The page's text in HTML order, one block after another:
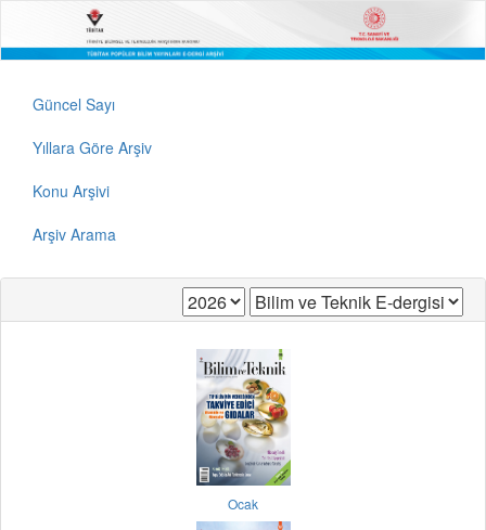
Güncel Sayı
Yıllara Göre Arşiv
Konu Arşivi
Arşiv Arama
Ocak